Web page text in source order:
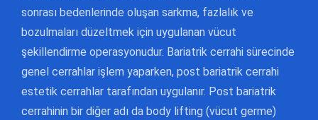
sonrası bedenlerinde oluşan sarkma, fazlalık ve
bozulmaları düzeltmek için uygulanan vücut
şekillendirme operasyonudur. Bariatrik cerrahi sürecinde
genel cerrahlar işlem yaparken, post bariatrik cerrahi
estetik cerrahlar tarafından uygulanır. Post bariatrik
cerrahinin bir diğer adı da body lifting (vücut germe)